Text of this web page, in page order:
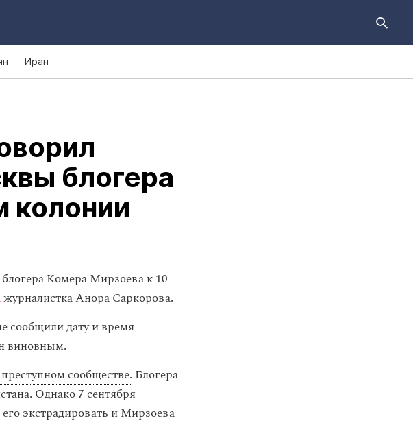
Иран
блогера
колонии
Комера Мирзоева к 10
журналистка Анора Саркорова.
сообщили дату и время
виновным.
сообществе. Блогера
Однако 7 сентября
экстрадировать и Мирзоева